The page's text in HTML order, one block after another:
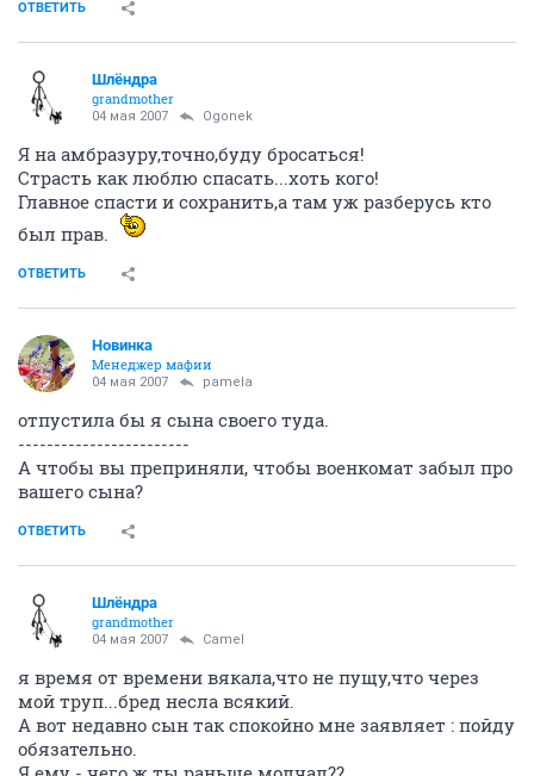
ОТВЕТИТЬ
Шлёндра
grandmother
04 мая 2007 Ogonek
Я на амбразуру,точно,буду бросаться!
Страсть как люблю спасать...хоть кого!
Главное спасти и сохранить,а там уж разберусь кто
был прав.
ОТВЕТИТЬ
Новинка
Менеджер мафии
04 мая 2007 pamela
отпустила бы я сына своего туда.
------------------------
А чтобы вы преприняли, чтобы военкомат забыл про
вашего сына?
ОТВЕТИТЬ
Шлёндра
grandmother
04 мая 2007 Camel
я время от времени вякала,что не пущу,что через
мой труп...бред несла всякий.
А вот недавно сын так спокойно мне заявляет : пойду
обязательно.